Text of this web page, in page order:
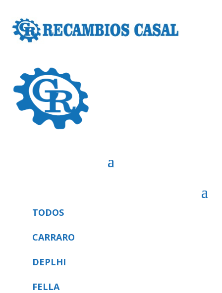
TODOS
CARRARO
DEPLHI
FELLA